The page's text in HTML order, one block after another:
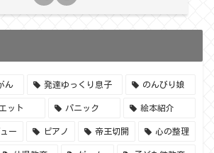
ん 発達ゆっくり息子 のんびり娘
ット パニック 絵本紹介
ー ピアノ 帝王切開 心の整理